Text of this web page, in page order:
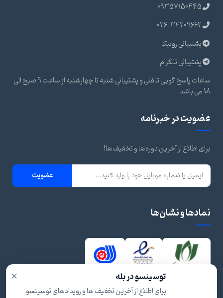
09357150445
026-34209662
پشتیبانی روبیکا
پشتیبانی تلگرام
ساعات پاسخ گویی تلفنی و پشتیبانی شنبه تا چهارشنبه از ساعت 9 صبح الی
18 می باشد
عضویت در خبرنامه
برای اطلاع از آخرین دوره‌ها و تخفیف‌ها!
عضویت
نمادها و نشان‌ها
× توسینسو در بله
برای اطلاع از آخرین تخفیف ها و رویدادهای توسینسو